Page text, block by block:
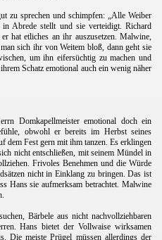
zu sprechen und schimpfen: „Alle Weiber
Abrede stellt und sie verteidigt. Richard
hat etliches an ihr auszusetzen. Malwine,
sich ihr von Weitem bloß, dann geht sie
um ihn eifersüchtig zu machen und
Schatz emotional auch ein wenig näher
Domkapellmeister emotional doch ein
obwohl er bereits im Herbst seines
dem Fest gern mit ihm tanzen. Es erklingen
nicht entschließen, mit seinem Mündel in
Frivoles Benehmen und die Würde
nicht in Einklang zu bringen. Das ist
Hans sie aufmerksam betrachtet. Malwine
Bärbele aus nicht nachvollziehbaren
Hans bietet der Vollwaise wirksamen
Die meiste Prügel müssen allerdings der